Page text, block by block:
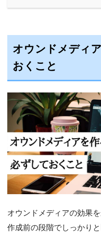
オウンドメディ
おくこと
オウンドメディアの効果
作成前の段階でしっかり